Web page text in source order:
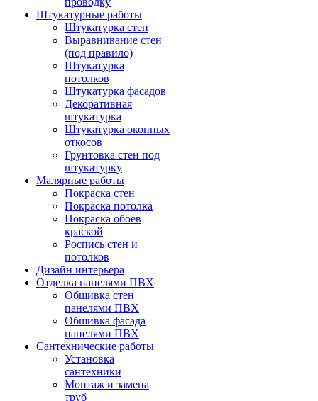
Штукатурные работы
Штукатурка стен
Выравнивание стен
(под правило)
Штукатурка
потолков
Штукатурка фасадов
Декоративная
штукатурка
Штукатурка оконных
откосов
Грунтовка стен под
штукатурку
Малярные работы
Покраска стен
Покраска потолка
Покраска обоев
краской
Роспись стен и
потолков
Дизайн интерьера
Отделка панелями ПВХ
Обшивка стен
панелями ПВХ
Обшивка фасада
панелями ПВХ
Сантехнические работы
Установка
сантехники
Монтаж и замена
труб